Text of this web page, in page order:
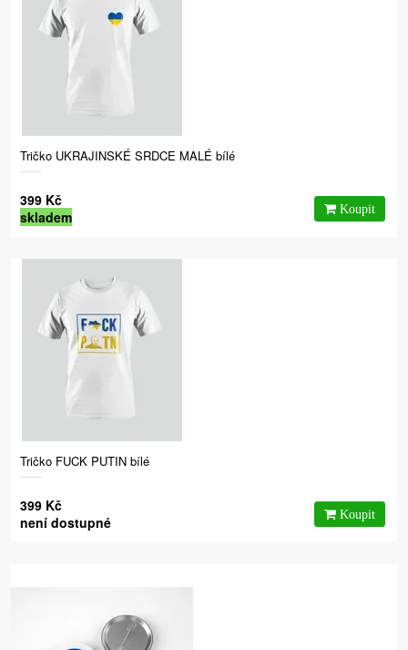
Tričko UKRAJINSKÉ SRDCE MALÉ bílé
399 Kč
skladem
Tričko FUCK PUTIN bílé
399 Kč
není dostupné